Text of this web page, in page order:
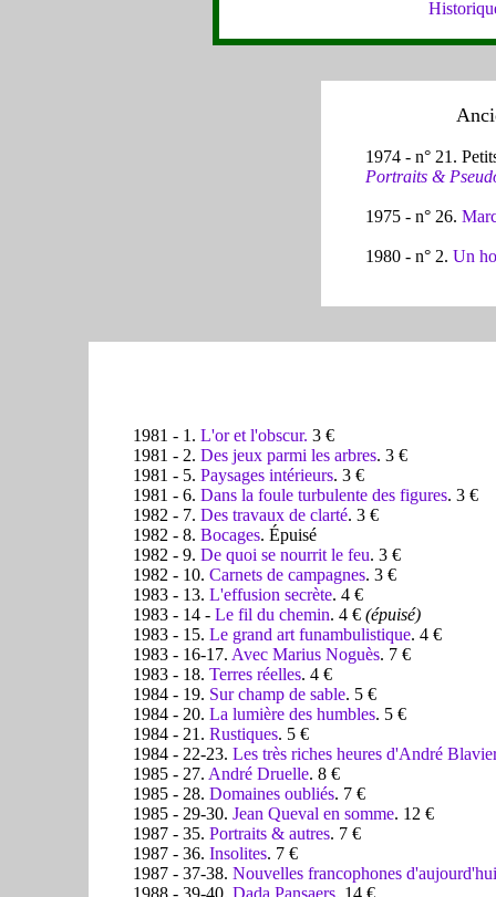
1974 - n° 21.
Portraits &
1975 - n° 26.
1980 - n° 2. Un
1981 - 1. L'or et l'obscur. 3 €
1981 - 2. Des jeux parmi les arbres. 3 €
1981 - 5. Paysages intérieurs. 3 €
1981 - 6. Dans la foule turbulente des figures. 3 €
1982 - 7. Des travaux de clarté. 3 €
1982 - 8. Bocages. Épuisé
1982 - 9. De quoi se nourrit le feu. 3 €
1982 - 10. Carnets de campagnes. 3 €
1983 - 13. L'effusion secrète. 4 €
1983 - 14 - Le fil du chemin. 4 € (épuisé)
1983 - 15. Le grand art funambulistique. 4 €
1983 - 16-17. Avec Marius Noguès. 7 €
1983 - 18. Terres réelles. 4 €
1984 - 19. Sur champ de sable. 5 €
1984 - 20. La lumière des humbles. 5 €
1984 - 21. Rustiques. 5 €
1984 - 22-23. Les très riches heures d'André Blavier
1985 - 27. André Druelle. 8 €
1985 - 28. Domaines oubliés. 7 €
1985 - 29-30. Jean Queval en somme. 12 €
1987 - 35. Portraits & autres. 7 €
1987 - 36. Insolites. 7 €
1987 - 37-38. Nouvelles francophones d'aujourd'hui
1988 - 39-40. Dada Pansaers. 14 €